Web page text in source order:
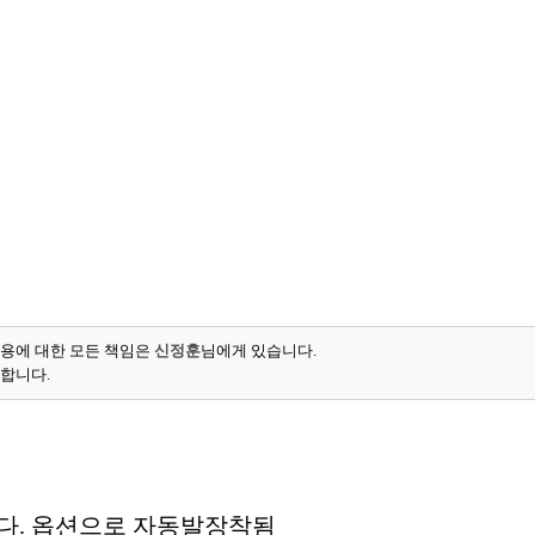
에 대한 모든 책임은 신정훈님에게 있습니다.
니다.
. 옵션으로 자동발장착됨